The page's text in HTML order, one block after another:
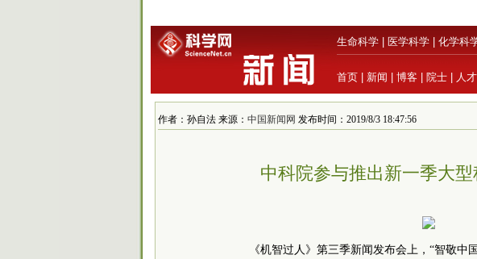
生命科学 医学科学 化学科
首页 新闻 博客 院士 人才
作者：孙自法 来源： 中国新闻网 发布时间：2019/8/3 18:47:56
中科院参与推出新一季大
《机智过人》第三季新闻发布会上，“智敬